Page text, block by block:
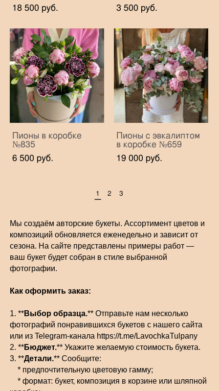
18 500 pуб.
3 500 pуб.
Пионы в коробке
№835
6 500 pуб.
Пионы с эвкалиптом
в коробке №659
19 000 pуб.
1 2 3
Мы создаём авторские букеты. Ассортимент цветов и
композиций обновляется еженедельно и зависит от
сезона. На сайте представлены примеры работ —
ваш букет будет собран в стиле выбранной
фотографии.
Как оформить заказ:
1. **Выбор образца.** Отправьте нам несколько
фотографий понравившихся букетов с нашего сайта
или из Telegram-канала https://t.me/LavochkaTulpany
2. **Бюджет.** Укажите желаемую стоимость букета.
3. **Детали.** Сообщите:
* предпочтительную цветовую гамму;
* формат: букет, композиция в корзине или шляпной